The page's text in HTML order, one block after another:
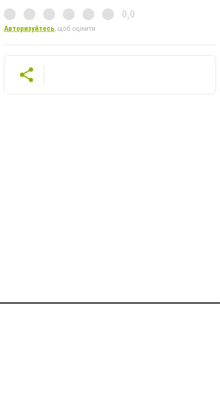
0,0
Авторизуйтесь, щоб оцінити